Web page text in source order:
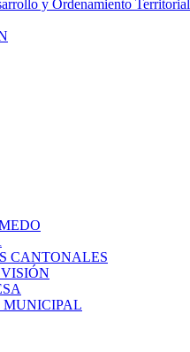
y Ordenamiento Territorial
CANTONALES
MUNICIPAL